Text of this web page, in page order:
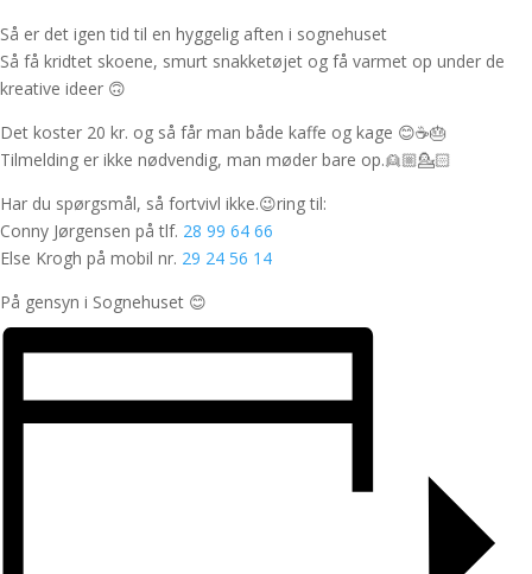
Så er det igen tid til en hyggelig aften i sognehuset
Så få kridtet skoene, smurt snakketøjet og få varmet op under de
kreative ideer 🙃
Det koster 20 kr. og så får man både kaffe og kage 😊☕️🎂
Tilmelding er ikke nødvendig, man møder bare op.👱🏼💁🏻
Har du spørgsmål, så fortvivl ikke.😉ring til:
Conny Jørgensen på tlf. 28 99 64 66
Else Krogh på mobil nr. 29 24 56 14
På gensyn i Sognehuset 😊